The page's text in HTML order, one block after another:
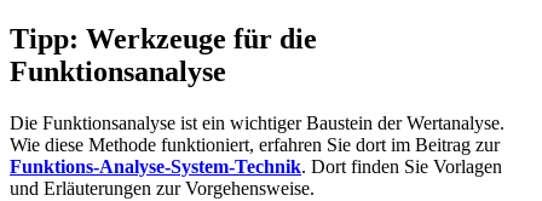
Tipp: Werkzeuge für die
Funktionsanalyse
Die Funktionsanalyse ist ein wichtiger Baustein der Wertanalyse.
Wie diese Methode funktioniert, erfahren Sie dort im Beitrag zur
Funktions-Analyse-System-Technik. Dort finden Sie Vorlagen
und Erläuterungen zur Vorgehensweise.